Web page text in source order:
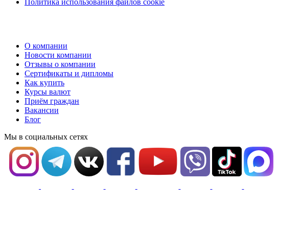
Политика использования файлов cookie
О компании
Новости компании
Отзывы о компании
Сертификаты и дипломы
Как купить
Курсы валют
Приём граждан
Вакансии
Блог
Мы в социальных сетях